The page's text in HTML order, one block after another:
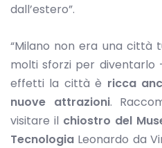
dall’estero”.
“Milano non era una città
molti sforzi per diventarlo
effetti la città è ricca
nuove attrazioni.
visitare il chiostro del
Tecnologia Leonardo da